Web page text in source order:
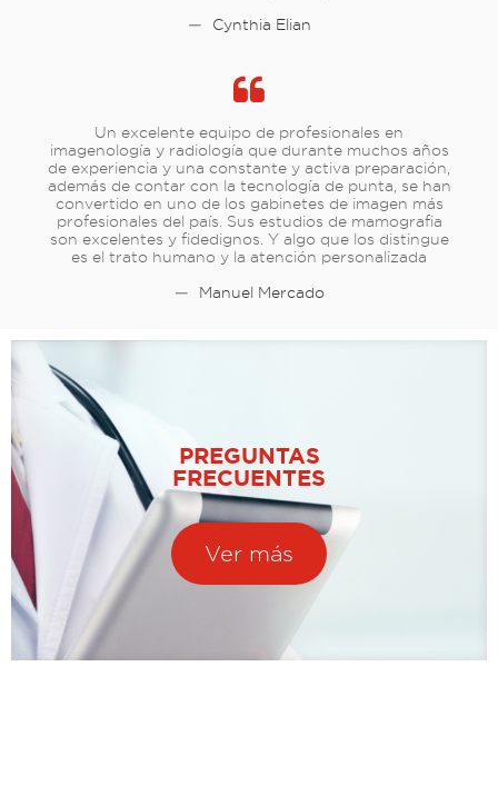
—
Cynthia Elian
Un excelente equipo de profesionales en
imagenología y radiología que durante muchos años
de experiencia y una constante y activa preparación,
además de contar con la tecnología de punta, se han
convertido en uno de los gabinetes de imagen más
profesionales del país. Sus estudios de mamografia
son excelentes y fidedignos. Y algo que los distingue
es el trato humano y la atención personalizada
—
Manuel Mercado
PREGUNTAS
FRECUENTES
Ver más